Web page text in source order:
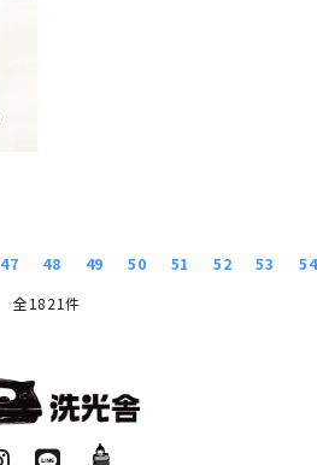
47 48 49 50 51 52 53
54
全1821件